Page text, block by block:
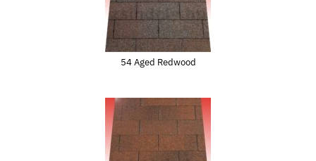
54 Aged Redwood